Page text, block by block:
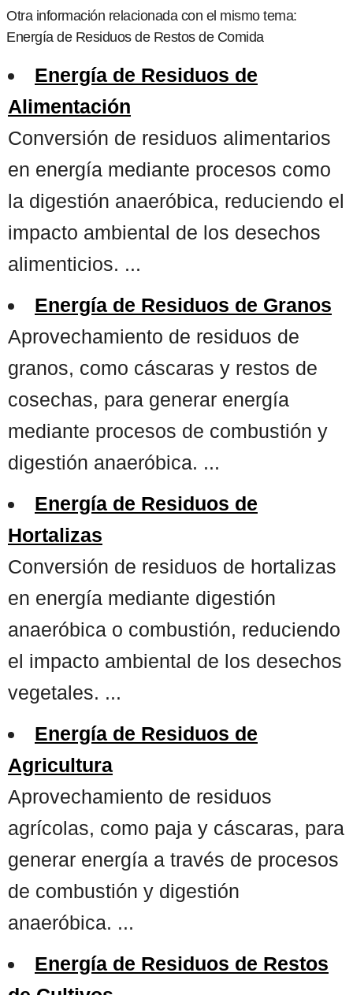
Otra información relacionada con el mismo tema:
Energía de Residuos de Restos de Comida
Energía de Residuos de
Alimentación
Conversión de residuos alimentarios
en energía mediante procesos como
la digestión anaeróbica, reduciendo el
impacto ambiental de los desechos
alimenticios. ...
Energía de Residuos de Granos
Aprovechamiento de residuos de
granos, como cáscaras y restos de
cosechas, para generar energía
mediante procesos de combustión y
digestión anaeróbica. ...
Energía de Residuos de
Hortalizas
Conversión de residuos de hortalizas
en energía mediante digestión
anaeróbica o combustión, reduciendo
el impacto ambiental de los desechos
vegetales. ...
Energía de Residuos de
Agricultura
Aprovechamiento de residuos
agrícolas, como paja y cáscaras, para
generar energía a través de procesos
de combustión y digestión
anaeróbica. ...
Energía de Residuos de Restos